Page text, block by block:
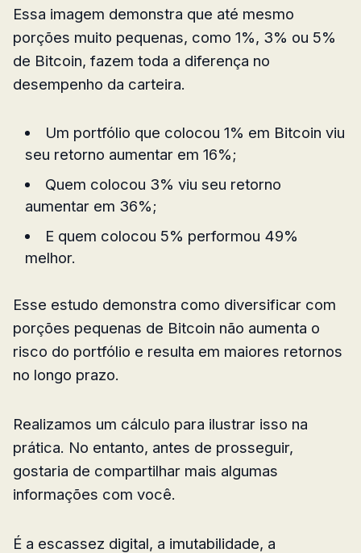
Essa imagem demonstra que até mesmo
porções muito pequenas, como 1%, 3% ou 5%
de Bitcoin, fazem toda a diferença no
desempenho da carteira.
Um portfólio que colocou 1% em Bitcoin viu
seu retorno aumentar em 16%;
Quem colocou 3% viu seu retorno
aumentar em 36%;
E quem colocou 5% performou 49%
melhor.
Esse estudo demonstra como diversificar com
porções pequenas de Bitcoin não aumenta o
risco do portfólio e resulta em maiores retornos
no longo prazo.
Realizamos um cálculo para ilustrar isso na
prática. No entanto, antes de prosseguir,
gostaria de compartilhar mais algumas
informações com você.
É a escassez digital, a imutabilidade, a